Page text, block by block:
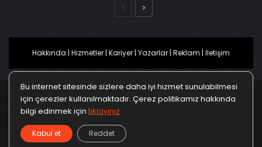
ÖncekiSonraki
Hakkında | Hizmetler | Kariyer | Yazarlar | Reklam | İletişim
Kullanım Koşulları
KVKK Politikası
Bu internet sitesinde sizlere daha iyi hizmet sunulabilmesi
için çerezler kullanılmaktadır. Çerez politikamız hakkında
bilgi edinmek için tıklayınız
Kabul et Reddet